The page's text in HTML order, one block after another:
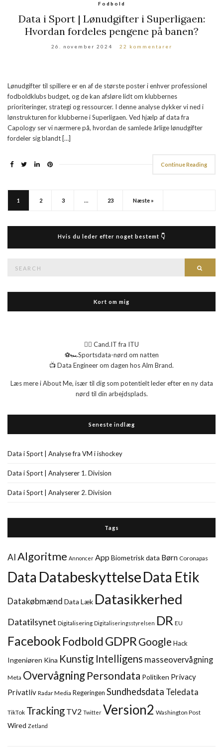
Fodbold
Data i Sport | Lønudgifter i Superligaen:
Hvordan fordeles pengene på banen?
26. november 2024 22 kommentarer
Lønudgifter til spillere er en af de største poster i enhver professionel
fodboldklubs budget, og de kan afsløre lidt om klubbernes
prioriteringer, strategi og ressourcer. I denne analyse dykker vi ned i
lønstrukturen for klubberne i Superligaen. Ved hjælp af data fra
Capology ser vi nærmere på, hvordan de samlede årlige lønudgifter
fordeler sig blandt […]
Continue Reading
1 2 3 … 23 Næste »
Hvis du leder efter noget bestemt 👇
Kort om mig
👉🏻 Cand.IT fra ITU
⚽🏎️Sportsdata-nørd om natten
📺 Data Engineer om dagen hos Alm Brand.
Læs mere i About Me, især til dig som potentielt leder efter en ny data
nørd til din arbejdsplads.
Seneste indlæg
Data i Sport | Analyse fra VM i ishockey
Data i Sport | Analyserer 1. Division
Data i Sport | Analyserer 2. Division
Tags
AIAlgoritme Annoncer App Biometrisk data Børn Coronapas
Data DatabeskyttelseData Etik
Datakøbmænd Data Læk Datasikkerhed
Datatilsynet Digitalisering Digitaliseringsstyrelsen DR EU
FacebookFodboldGDPR Google Hack
Ingeniøren Kina Kunstig Intelligens masseovervågning
Meta Overvågning Persondata Politiken Privacy
Privatliv Radar Media Regeringen Sundhedsdata Teledata
TikTok Tracking TV2 Twitter Version2 Washington Post
Wired Zetland